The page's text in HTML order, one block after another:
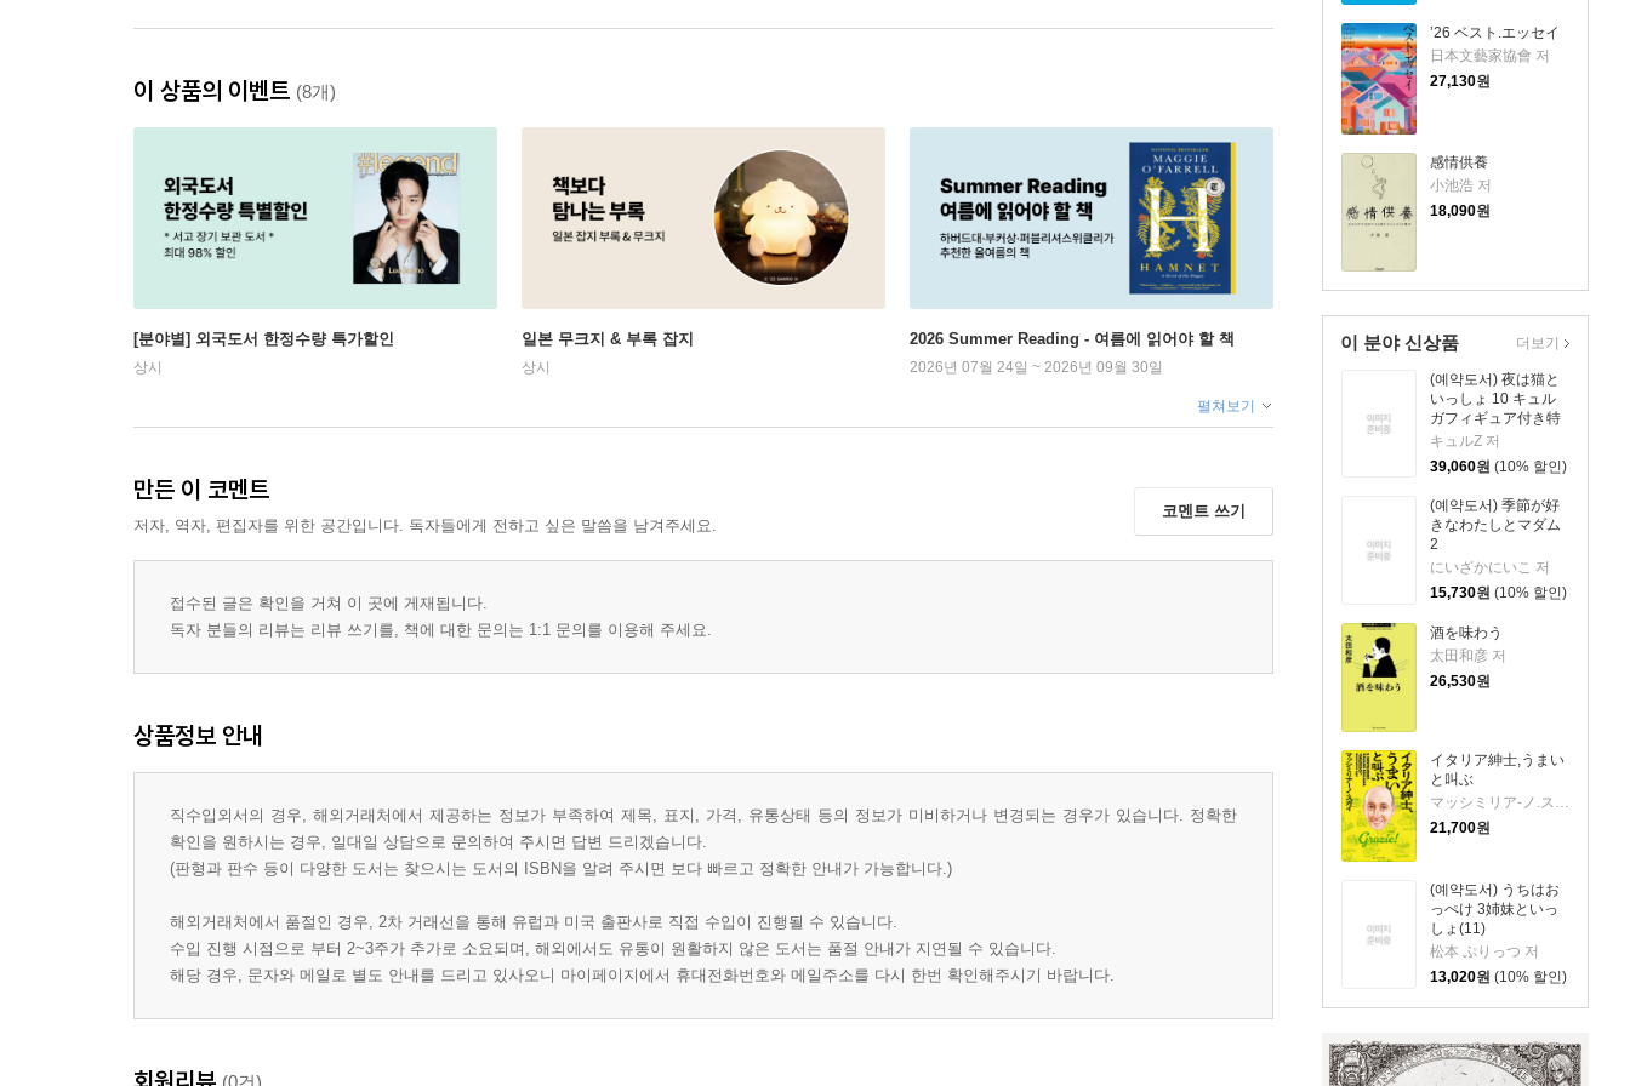
’26 ベスト.エッセイ
日本文藝家協會 저
27,130원
感情供養
小池浩 저
18,090원
이 분야 신상품
(예약도서) 夜は猫と
いっしょ 10 キュル
ガフィギュア付き特
裝版
キュルZ 저
39,060원 (10% 할인)
(예약도서) 季節が好
きなわたしとマダム
2
にいざかにいこ 저
15,730원 (10% 할인)
酒を味わう
太田和彦 저
26,530원
イタリア紳士,うまい
と叫ぶ
マッシミリア-ノ.ス 저
21,700원
(예약도서) うちはお
っぺけ 3姉妹といっ
しょ(11)
松本 ぷりっつ 저
13,020원 (10% 할인)
더보기
이 상품의 이벤트 (8개)
[분야별] 외국도서 한정수량 특가할인
상시
일본 무크지 & 부록 잡지
상시
2026 Summer Reading - 여름에 읽어야 할 책
2026년 07월 24일 ~ 2026년 09월 30일
펼쳐보기
만든 이 코멘트
저자, 역자, 편집자를 위한 공간입니다. 독자들에게 전하고 싶은 말씀을 남겨주세요.
코멘트 쓰기
접수된 글은 확인을 거쳐 이 곳에 게재됩니다.
독자 분들의 리뷰는 리뷰 쓰기를, 책에 대한 문의는 1:1 문의를 이용해 주세요.
상품정보 안내
직수입외서의 경우, 해외거래처에서 제공하는 정보가 부족하여 제목, 표지, 가격, 유통상태 등의 정보가 미비하거나 변경되는 경우가 있습니다. 정확한
확인을 원하시는 경우, 일대일 상담으로 문의하여 주시면 답변 드리겠습니다.
(판형과 판수 등이 다양한 도서는 찾으시는 도서의 ISBN을 알려 주시면 보다 빠르고 정확한 안내가 가능합니다.)
해외거래처에서 품절인 경우, 2차 거래선을 통해 유럽과 미국 출판사로 직접 수입이 진행될 수 있습니다.
수입 진행 시점으로 부터 2~3주가 추가로 소요되며, 해외에서도 유통이 원활하지 않은 도서는 품절 안내가 지연될 수 있습니다.
해당 경우, 문자와 메일로 별도 안내를 드리고 있사오니 마이페이지에서 휴대전화번호와 메일주소를 다시 한번 확인해주시기 바랍니다.
(0건)